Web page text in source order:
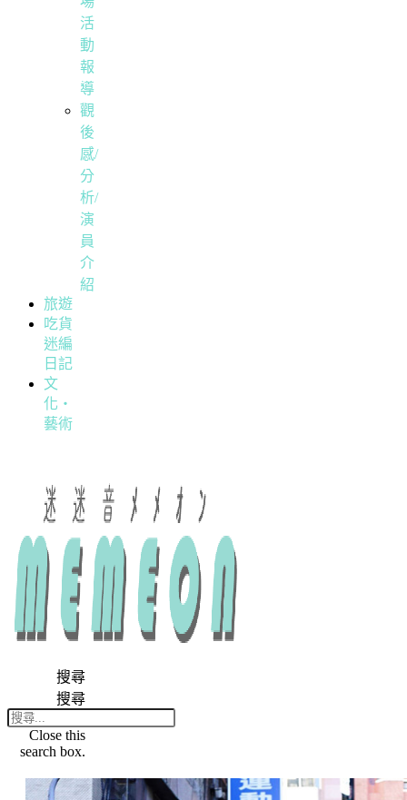
活
動
報
導
觀
後
感/
分
析/
演
員
介
紹
旅遊
吃貨
迷編
日記
文
化・
藝術
搜尋
搜尋
Close this
search box.